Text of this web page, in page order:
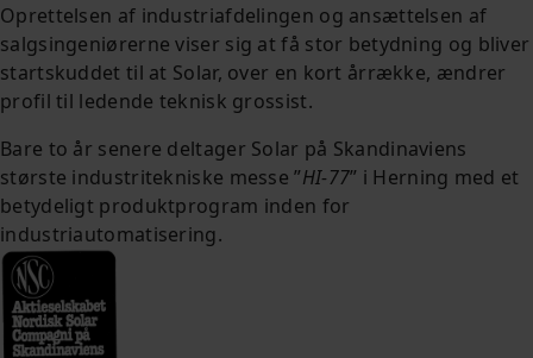
Oprettelsen af industriafdelingen og ansættelsen af
salgsingeniørerne viser sig at få stor betydning og bliver
startskuddet til at Solar, over en kort årrække, ændrer
profil til ledende teknisk grossist.
Bare to år senere deltager Solar på Skandinaviens
største industritekniske messe ”HI-77” i Herning med et
betydeligt produktprogram inden for
industriautomatisering.